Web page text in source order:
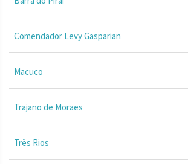
Comendador Levy Gasparian
Macuco
Trajano de Moraes
Três Rios